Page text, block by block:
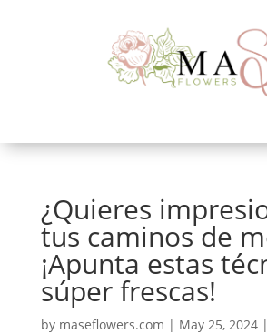
¿Quieres
tus caminos de
¡Apunta estas
súper frescas!
by maseflowers.com | May 25, 2024|